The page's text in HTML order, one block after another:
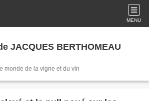
MENU
JACQUES BERTHOMEAU
monde de la vigne et du vin